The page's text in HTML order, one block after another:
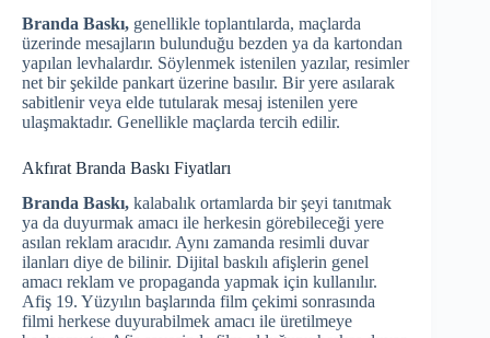
Branda Baskı, genellikle toplantılarda, maçlarda
üzerinde mesajların bulunduğu bezden ya da kartondan
yapılan levhalardır. Söylenmek istenilen yazılar, resimler
net bir şekilde pankart üzerine basılır. Bir yere asılarak
sabitlenir veya elde tutularak mesaj istenilen yere
ulaşmaktadır. Genellikle maçlarda tercih edilir.
Akfırat Branda Baskı Fiyatları
Branda Baskı, kalabalık ortamlarda bir şeyi tanıtmak
ya da duyurmak amacı ile herkesin görebileceği yere
asılan reklam aracıdır. Aynı zamanda resimli duvar
ilanları diye de bilinir. Dijital baskılı afişlerin genel
amacı reklam ve propaganda yapmak için kullanılır.
Afiş 19. Yüzyılın başlarında film çekimi sonrasında
filmi herkese duyurabilmek amacı ile üretilmeye